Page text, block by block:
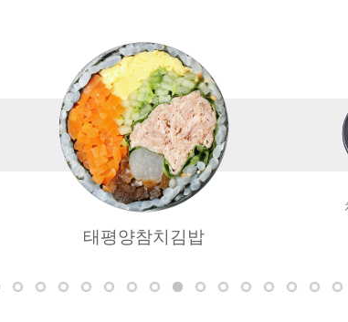
김밥
냉쫄면
스팸김치볶음밥/차돌김치볶음밥
비빔국수키토생유부김밥
키토통새우김밥
들기름막국수
오므라이스김치우동(돼지고기,스팸햄선택)
김치제육덮밥
태평양참치김밥
치킨텐더카레덮밥/돈부리덮
모둠 유부초밥
매콤진미채김밥
모둠까스우리바다
우
태평양참치김밥